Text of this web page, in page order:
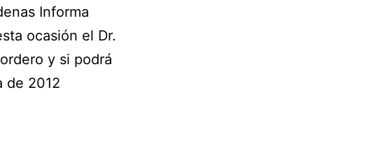
Informa
ocasión el Dr.
y si podrá
de 2012